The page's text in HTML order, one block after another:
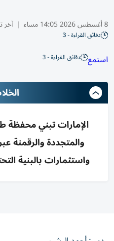
8 أغسطس 2026 14:05 مساء |
دقائق القراءة - 3
استمع دقائق القراءة - 3
الإمارات تبني محفظة
والمتجددة والرقمنة
واستثمارات بالبنية
دبي: أحمد البشير